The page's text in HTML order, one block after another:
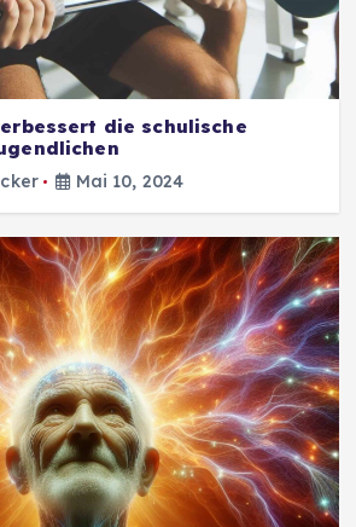
die schulische
Mai 10, 2024